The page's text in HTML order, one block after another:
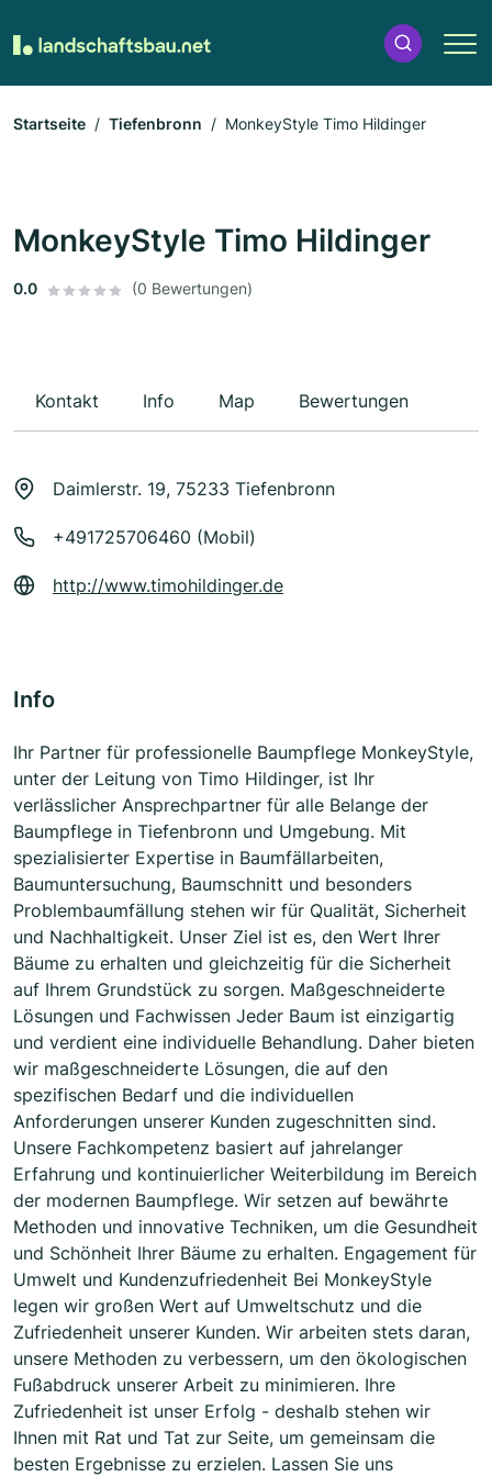
Startseite Tiefenbronn MonkeyStyle Timo Hildinger
MonkeyStyle Timo Hildinger
0.0 (0 Bewertungen)
Kontakt Info Map Bewertungen
Daimlerstr. 19, 75233 Tiefenbronn
+491725706460 (Mobil)
http://www.timohildinger.de
Info
Ihr Partner für professionelle Baumpflege MonkeyStyle,
unter der Leitung von Timo Hildinger, ist Ihr
verlässlicher Ansprechpartner für alle Belange der
Baumpflege in Tiefenbronn und Umgebung. Mit
spezialisierter Expertise in Baumfällarbeiten,
Baumuntersuchung, Baumschnitt und besonders
Problembaumfällung stehen wir für Qualität, Sicherheit
und Nachhaltigkeit. Unser Ziel ist es, den Wert Ihrer
Bäume zu erhalten und gleichzeitig für die Sicherheit
auf Ihrem Grundstück zu sorgen. Maßgeschneiderte
Lösungen und Fachwissen Jeder Baum ist einzigartig
und verdient eine individuelle Behandlung. Daher bieten
wir maßgeschneiderte Lösungen, die auf den
spezifischen Bedarf und die individuellen
Anforderungen unserer Kunden zugeschnitten sind.
Unsere Fachkompetenz basiert auf jahrelanger
Erfahrung und kontinuierlicher Weiterbildung im Bereich
der modernen Baumpflege. Wir setzen auf bewährte
Methoden und innovative Techniken, um die Gesundheit
und Schönheit Ihrer Bäume zu erhalten. Engagement für
Umwelt und Kundenzufriedenheit Bei MonkeyStyle
legen wir großen Wert auf Umweltschutz und die
Zufriedenheit unserer Kunden. Wir arbeiten stets daran,
unsere Methoden zu verbessern, um den ökologischen
Fußabdruck unserer Arbeit zu minimieren. Ihre
Zufriedenheit ist unser Erfolg - deshalb stehen wir
Ihnen mit Rat und Tat zur Seite, um gemeinsam die
besten Ergebnisse zu erzielen. Lassen Sie uns